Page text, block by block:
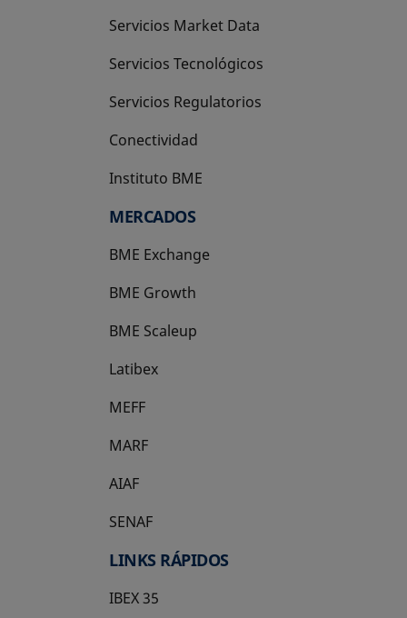
Servicios Market Data
Servicios Tecnológicos
Servicios Regulatorios
Conectividad
Instituto BME
se abre en una pestaña nueva
MERCADOS
BME Exchange
BME Growth
se abre en una pestaña nueva
BME Scaleup
se abre en una pestaña nueva
Latibex
se abre en una pestaña nueva
MEFF
se abre en una pestaña nueva
MARF
AIAF
SENAF
LINKS RÁPIDOS
IBEX 35